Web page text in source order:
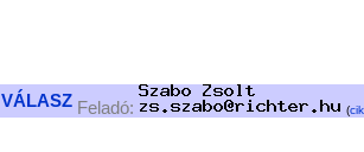
VÁLASZ Feladó: (